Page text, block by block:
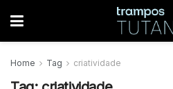
Home Tag criatividade